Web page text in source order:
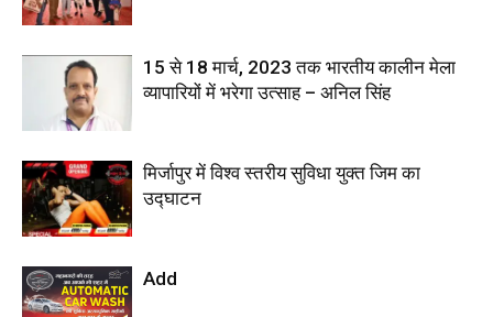
15 से 18 मार्च, 2023 तक भारतीय कालीन मेला
व्यापारियों में भरेगा उत्साह – अनिल सिंह
मिर्जापुर में विश्व स्तरीय सुविधा युक्त जिम का
उद्घाटन
Add